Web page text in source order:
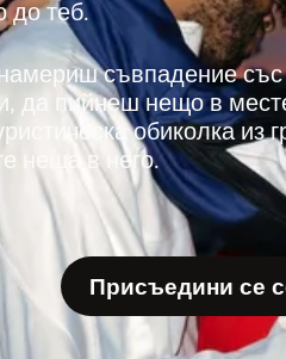
до теб.
съвпадение
да пийнеш нещо в
обиколка из
неща в него.
Присъедини се